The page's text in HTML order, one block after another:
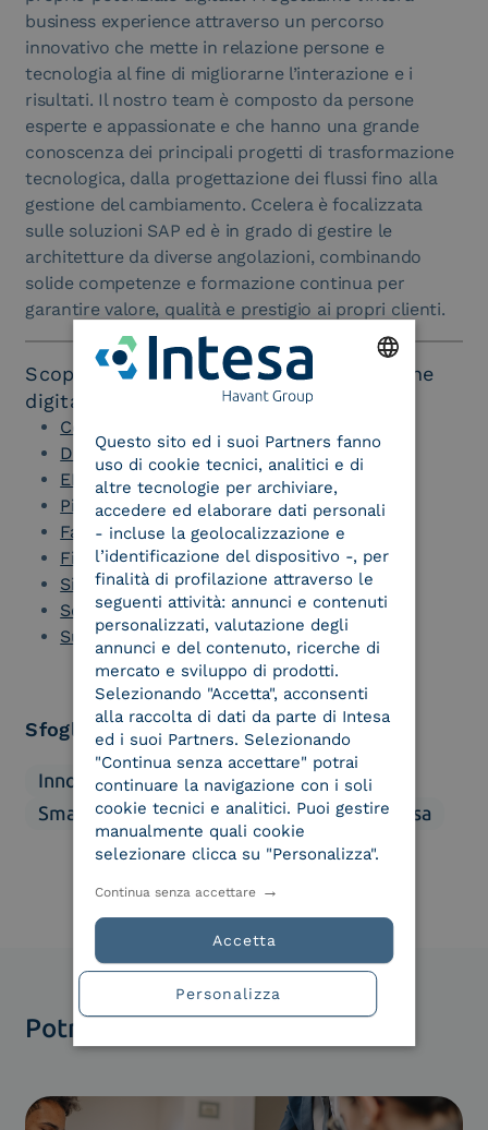
business experience attraverso un percorso
innovativo che mette in relazione persone e
tecnologia al fine di migliorarne l’interazione e i
risultati. Il nostro team è composto da persone
esperte e appassionate e che hanno una grande
conoscenza dei principali progetti di trasformazione
tecnologica, dalla progettazione dei flussi fino alla
gestione del cambiamento. Ccelera è focalizzata
sulle soluzioni SAP ed è in grado di gestire le
architetture da diverse angolazioni, combinando
solide competenze e formazione continua per
garantire valore, qualità e prestigio ai propri clienti.
Scopri le soluzione per la trasformazione
digitale della tua azienda:
Conservazione a Norma dei Documenti
Digital Onboarding dei Clienti
EDI – Electronic Data Interchange
Piattaforma Fatturazione Elettronica
Fatturazione Elettronica Estera
Firma Elettronica Aziendale
Sigillo Elettronico
Software Gestione Documentale
Supply Chain Management
Sfoglia categorie
Innovazione Mercato
Normativa
Smart Business
Soluzioni We Are Intesa
Potrebbero interessarti
ITALIAN
Questo sito ed i suoi Partners fanno
uso di cookie tecnici, analitici e di
altre tecnologie per archiviare,
accedere ed elaborare dati personali
- incluse la geolocalizzazione e
l’identificazione del dispositivo -, per
finalità di profilazione attraverso le
seguenti attività: annunci e contenuti
personalizzati, valutazione degli
annunci e del contenuto, ricerche di
mercato e sviluppo di prodotti.
Selezionando "Accetta", acconsenti
alla raccolta di dati da parte di Intesa
ed i suoi Partners. Selezionando
"Continua senza accettare" potrai
continuare la navigazione con i soli
cookie tecnici e analitici. Puoi gestire
manualmente quali cookie
selezionare clicca su "Personalizza".
Accetta
Continua senza accettare
Personalizza